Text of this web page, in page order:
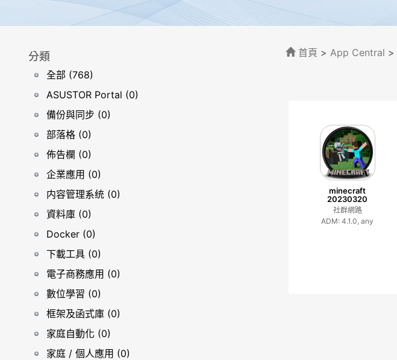
分類
全部 (768)
ASUSTOR Portal (0)
備份與同步 (0)
部落格 (0)
佈告欄 (0)
企業應用 (0)
内容管理系统 (0)
資料庫 (0)
Docker (0)
下載工具 (0)
電子商務應用 (0)
數位學習 (0)
框架及函式庫 (0)
家庭自動化 (0)
家庭 / 個人應用 (0)
首頁 > App Central >
minecraft
20230320
社群網路
ADM: 4.1.0, any